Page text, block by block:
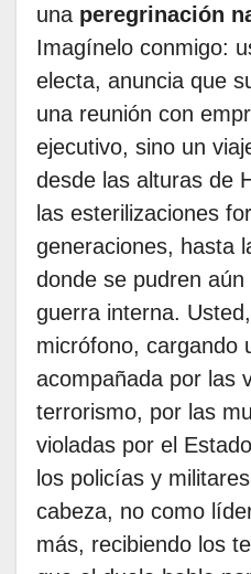
una peregrinación
Imagínelo conmigo:
electa, anuncia que
una reunión con
ejecutivo, sino un
desde las alturas de
las esterilizaciones
generaciones, hasta
donde se pudren
guerra interna.
micrófono, cargando
acompañada por las
terrorismo, por las
violadas por el
los policías y
cabeza, no como
más, recibiendo los